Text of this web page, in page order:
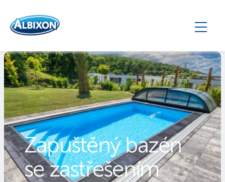
Zapuštěný bazén
se zastřešením